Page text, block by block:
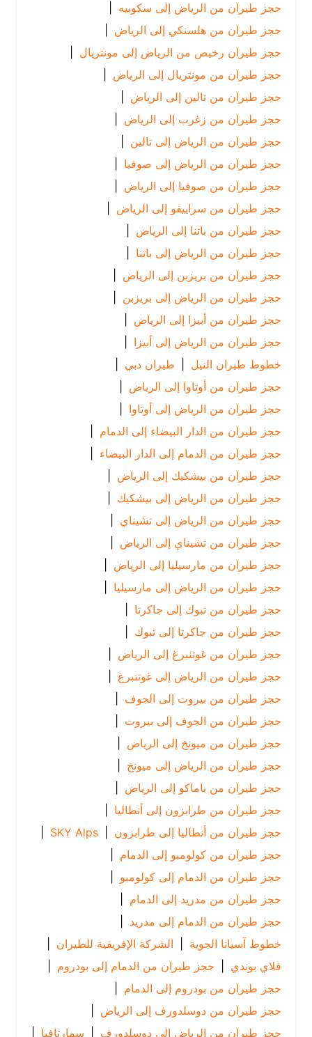
حجز طيران من الرياض إلى سكوبيه |
حجز طيران من هلسنكي إلى الرياض
|
حجز طيران رخيص من الرياض إلى مونتريال |
حجز طيران من مونتريال إلى الرياض
|
حجز طيران من تالين إلى الرياض
|
حجز طيران من زغرب إلى الرياض
|
حجز طيران من الرياض إلى تالين
|
حجز طيران من الرياض إلى صوفيا
|
حجز طيران من صوفيا إلى الرياض
|
حجز طيران من سراييفو إلى الرياض
|
حجز طيران من باتنا إلى الرياض
|
حجز طيران من الرياض إلى باتنا |
حجز طيران من بريزبن إلى الرياض
|
حجز طيران من الرياض إلى بريزبن |
حجز طيران من أبيزا إلى الرياض
|
حجز طيران من الرياض إلى أبيزا
خطوط طيران النيل | طيران دبي |
حجز طيران من أوتاوا إلى الرياض
|
حجز طيران من الرياض إلى أوتاوا |
حجز طيران من الدار البيضاء إلى الدمام
|
حجز طيران من الدمام إلى الدار البيضاء |
حجز طيران من بيشكيك إلى الرياض
|
حجز طيران من الرياض إلى بيشكيك |
حجز طيران من الرياض إلى تشيناي |
حجز طيران من تشيناي إلى الرياض
|
حجز طيران من مارسيليا إلى الرياض
|
حجز طيران من الرياض إلى مارسيليا |
حجز طيران من تبوك إلى جاكرتا
|
حجز طيران من جاكرتا إلى تبوك
|
حجز طيران من غوتنبرغ إلى الرياض
|
حجز طيران من الرياض إلى غوتنبرغ |
حجز طيران من بيروت إلى الجوف |
حجز طيران من الجوف إلى بيروت
|
حجز طيران من ميونخ إلى الرياض
|
حجز طيران من الرياض إلى ميونخ |
حجز طيران من باماكو إلى الرياض
|
حجز طيران من طرابزون إلى أنطاليا
|
حجز طيران من أنطاليا إلى طرابزون |
SKY Alps
|
حجز طيران من كولومبو إلى الدمام
|
حجز طيران من الدمام إلى كولومبو |
حجز طيران من مدريد إلى الدمام
|
حجز طيران من الدمام إلى مدريد |
خطوط آسيانا الجوية
| الشركة الإفريقية للطيران |
فلاي بوندي | حجز طيران من الدمام إلى بودروم |
حجز طيران من بودروم إلى الدمام
|
حجز طيران من دوسلدورف إلى الرياض
|
حجز طيران من الرياض إلى دوسلدورف | سمارتافيا
|